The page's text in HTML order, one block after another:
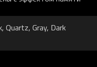
Quartz, Gray, Dark